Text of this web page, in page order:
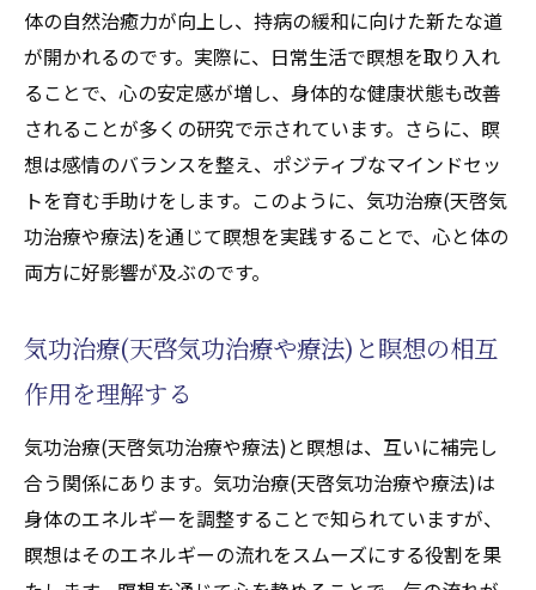
体の自然治癒力が向上し、持病の緩和に向けた新たな道
が開かれるのです。実際に、日常生活で瞑想を取り入れ
ることで、心の安定感が増し、身体的な健康状態も改善
されることが多くの研究で示されています。さらに、瞑
想は感情のバランスを整え、ポジティブなマインドセッ
トを育む手助けをします。このように、気功治療(天啓気
功治療や療法)を通じて瞑想を実践することで、心と体の
両方に好影響が及ぶのです。
気功治療(天啓気功治療や療法)と瞑想の相互
作用を理解する
気功治療(天啓気功治療や療法)と瞑想は、互いに補完し
合う関係にあります。気功治療(天啓気功治療や療法)は
身体のエネルギーを調整することで知られていますが、
瞑想はそのエネルギーの流れをスムーズにする役割を果